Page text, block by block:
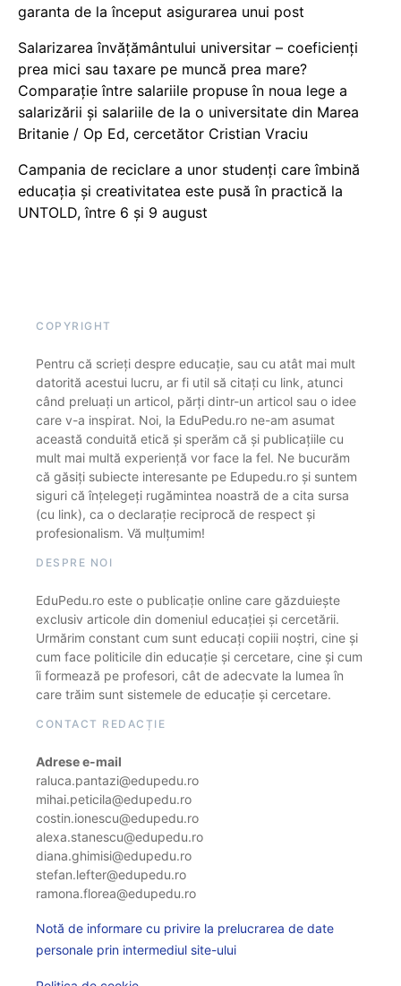
garanta de la început asigurarea unui post
Salarizarea învățământului universitar – coeficienți
prea mici sau taxare pe muncă prea mare?
Comparație între salariile propuse în noua lege a
salarizării și salariile de la o universitate din Marea
Britanie / Op Ed, cercetător Cristian Vraciu
Campania de reciclare a unor studenți care îmbină
educația și creativitatea este pusă în practică la
UNTOLD, între 6 și 9 august
COPYRIGHT
Pentru că scrieți despre educație, sau cu atât mai mult
datorită acestui lucru, ar fi util să citați cu link, atunci
când preluați un articol, părți dintr-un articol sau o idee
care v-a inspirat. Noi, la EduPedu.ro ne-am asumat
această conduită etică și sperăm că și publicațiile cu
mult mai multă experiență vor face la fel. Ne bucurăm
că găsiți subiecte interesante pe Edupedu.ro și suntem
siguri că înțelegeți rugămintea noastră de a cita sursa
(cu link), ca o declarație reciprocă de respect și
profesionalism. Vă mulțumim!
DESPRE NOI
EduPedu.ro este o publicație online care găzduiește
exclusiv articole din domeniul educației și cercetării.
Urmărim constant cum sunt educați copiii noștri, cine și
cum face politicile din educație și cercetare, cine și cum
îi formează pe profesori, cât de adecvate la lumea în
care trăim sunt sistemele de educație și cercetare.
CONTACT REDACȚIE
Adrese e-mail
raluca.pantazi@edupedu.ro
mihai.peticila@edupedu.ro
costin.ionescu@edupedu.ro
alexa.stanescu@edupedu.ro
diana.ghimisi@edupedu.ro
stefan.lefter@edupedu.ro
ramona.florea@edupedu.ro
Notă de informare cu privire la prelucrarea de date
personale prin intermediul site-ului